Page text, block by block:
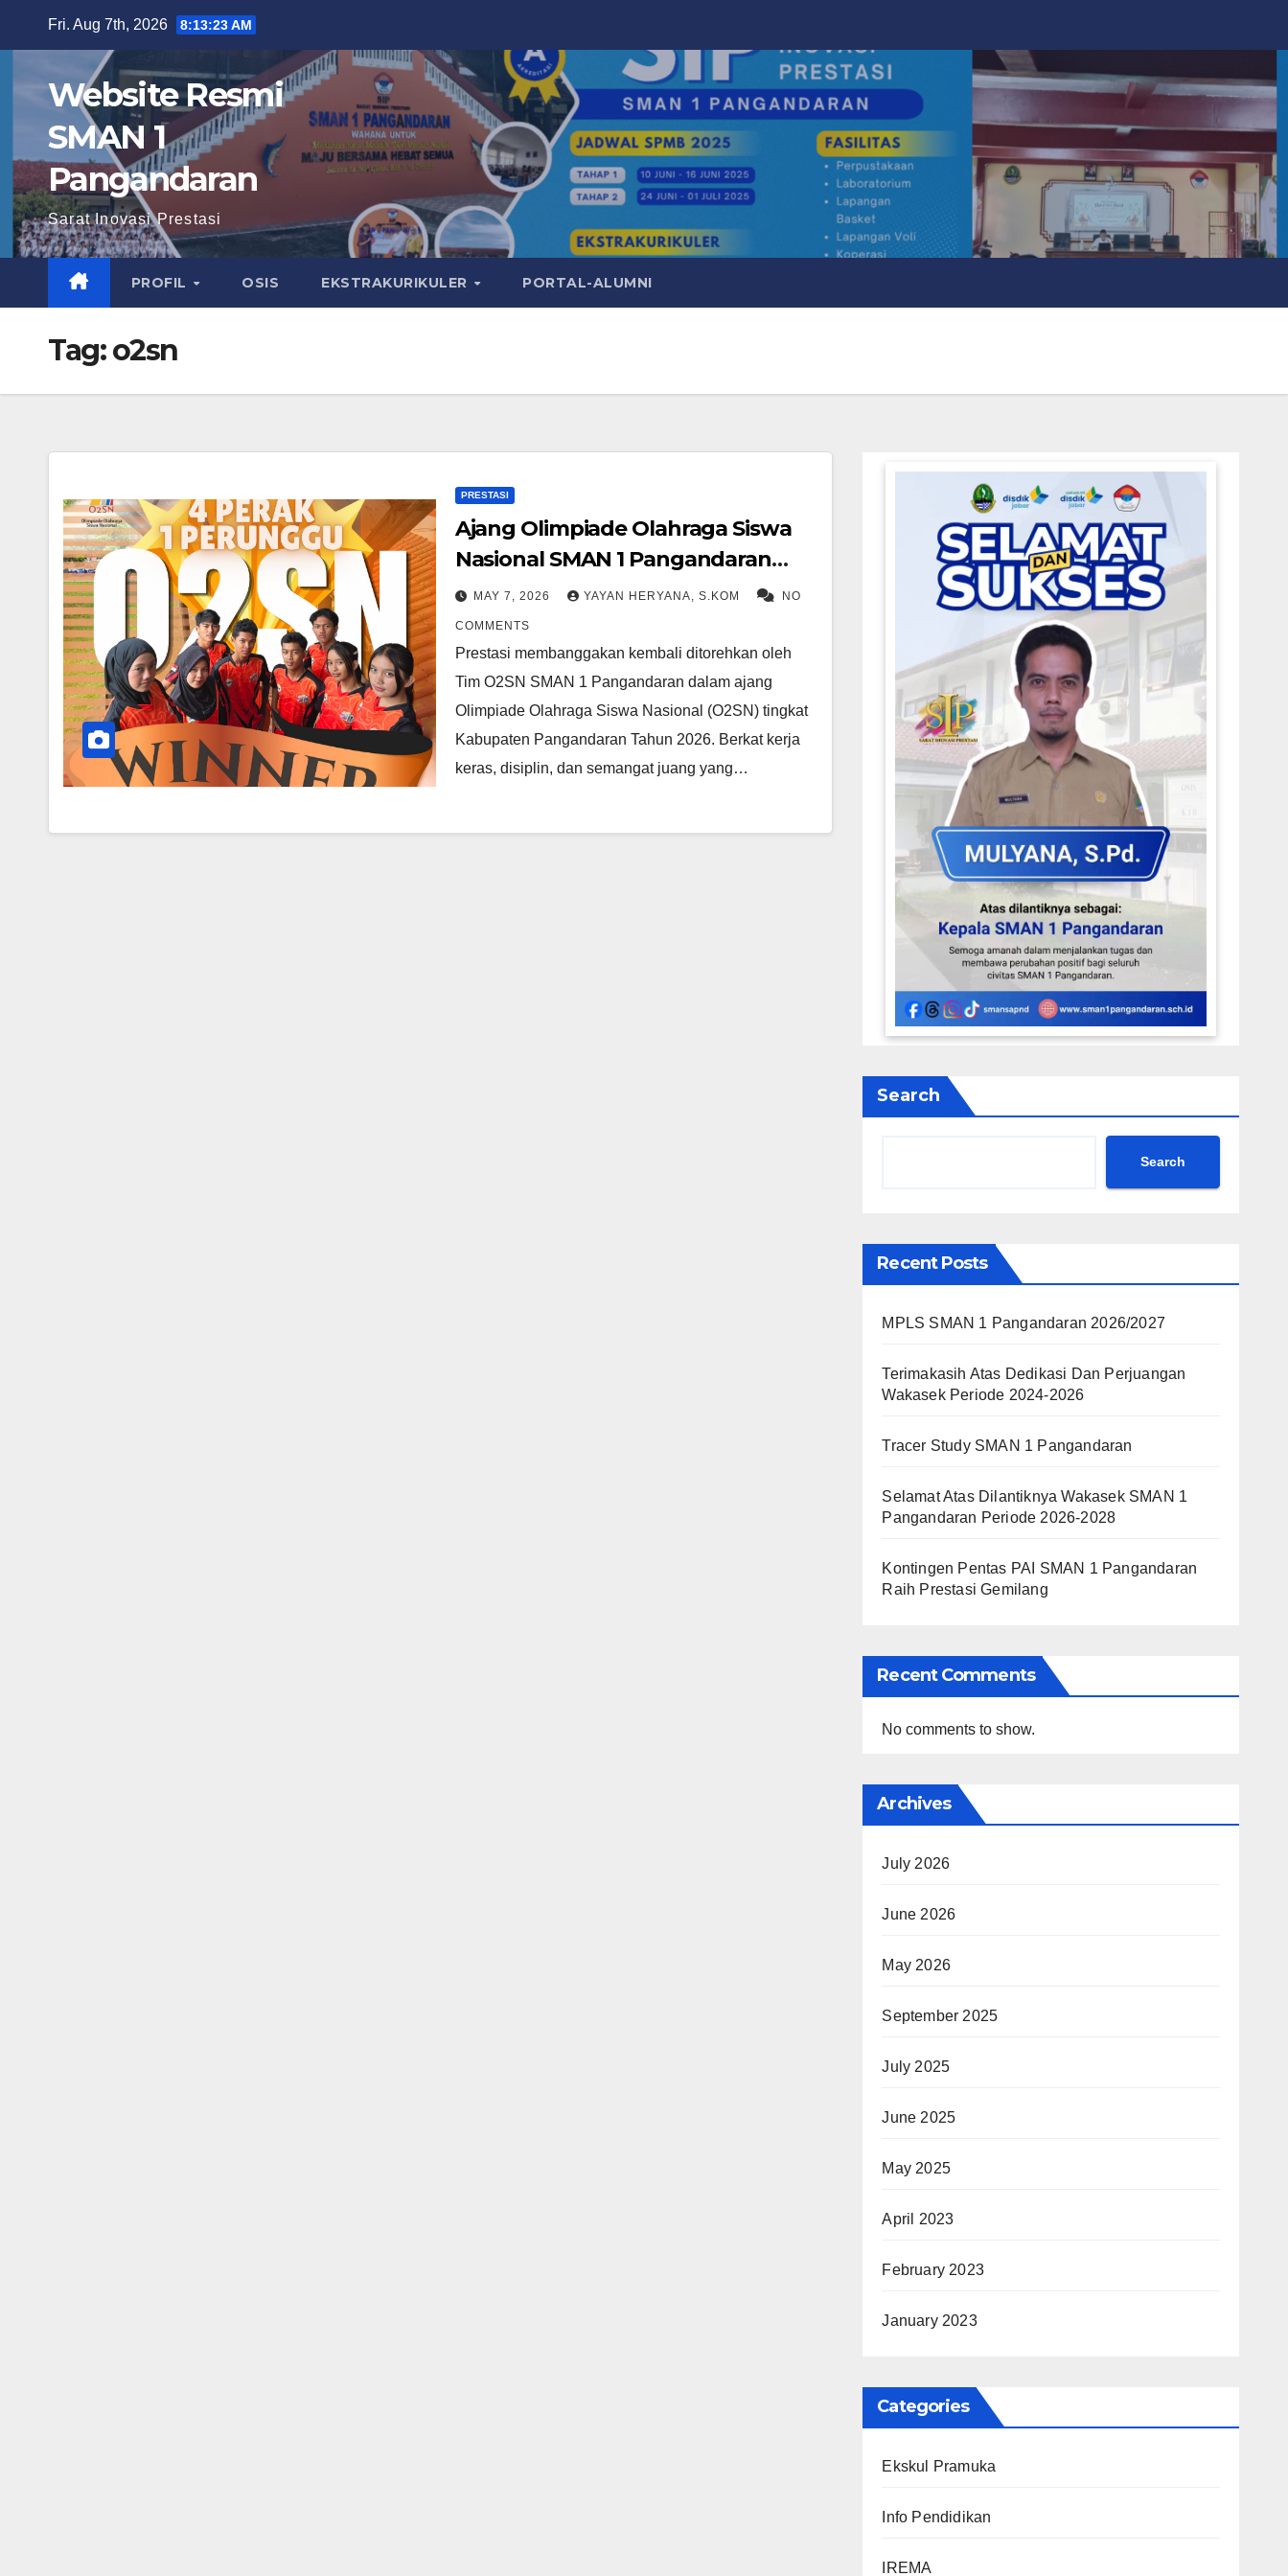
Fri. Aug 7th, 2026 8:13:24 AM
Website Resmi
SMAN 1
Pangandaran
Sarat Inovasi Prestasi
PROFIL OSIS EKSTRAKURIKULER PORTAL-ALUMNI
Tag:o2sn
PRESTASI
Ajang Olimpiade Olahraga Siswa
Nasional SMAN 1 Pangandaran
sabet 7 emas 4 perak dan 1
perunggu
MAY 7, 2026 YAYAN HERYANA, S.KOM NO
COMMENTS
Prestasi membanggakan kembali ditorehkan oleh
Tim O2SN SMAN 1 Pangandaran dalam ajang
Olimpiade Olahraga Siswa Nasional (O2SN) tingkat
Kabupaten Pangandaran Tahun 2026. Berkat kerja
keras, disiplin, dan semangat juang yang…
Search
Search
Recent Posts
MPLS SMAN 1 Pangandaran 2026/2027
Terimakasih Atas Dedikasi Dan Perjuangan
Wakasek Periode 2024-2026
Tracer Study SMAN 1 Pangandaran
Selamat Atas Dilantiknya Wakasek SMAN 1
Pangandaran Periode 2026-2028
Kontingen Pentas PAI SMAN 1 Pangandaran
Raih Prestasi Gemilang
Recent Comments
No comments to show.
Archives
July 2026
June 2026
May 2026
September 2025
July 2025
June 2025
May 2025
April 2023
February 2023
January 2023
Categories
Ekskul Pramuka
Info Pendidikan
IREMA